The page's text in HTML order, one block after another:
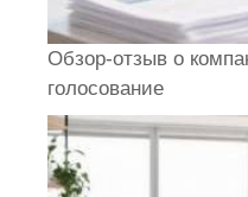
Обзор-отзыв о
голосование